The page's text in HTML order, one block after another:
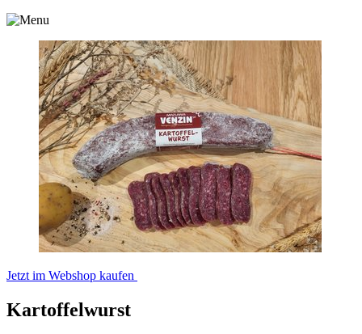
Jetzt im Webshop kaufen
Kartoffelwurst